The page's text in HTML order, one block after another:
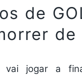
de
vai jogar a